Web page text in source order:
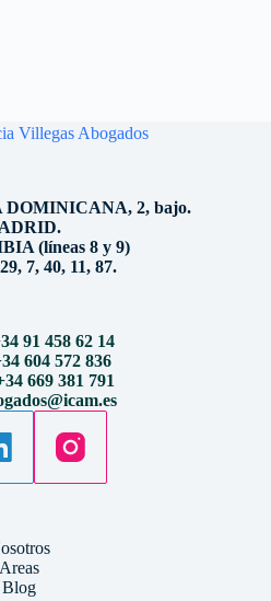
2, bajo.
(líneas 8 y 9)
7, 40, 11, 87.
91 458 62 14
604 572 836
669 381 791
Areas
Blog